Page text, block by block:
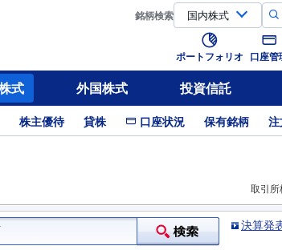
銘柄検索
ポートフォリオ 口座管
式 外国株式 投資信託
株主優待 貸株 口座状況 保有銘柄
取引所
決算発